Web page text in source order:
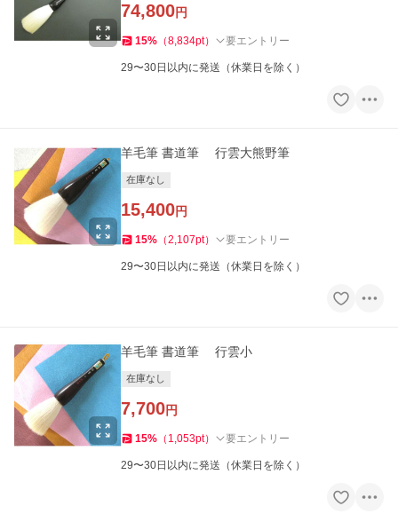
74,800円
15% （8,834pt） 要エントリー
29〜30日以内に発送（休業日を除く）
羊毛筆 書道筆 行雲大熊野筆
在庫なし
15,400円
15% （2,107pt） 要エントリー
29〜30日以内に発送（休業日を除く）
羊毛筆 書道筆 行雲小
在庫なし
7,700円
15% （ 1,053pt） 要エントリー
29〜30日以内に発送（休業日を除く）